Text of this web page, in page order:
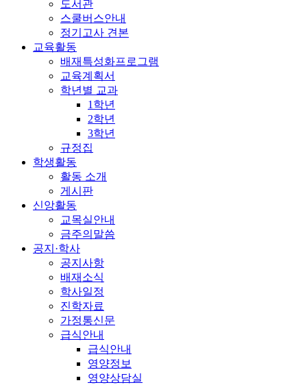
도서관
스쿨버스안내
정기고사 견본
교육활동
배재특성화프로그램
교육계획서
학년별 교과
1학년
2학년
3학년
규정집
학생활동
활동 소개
게시판
신앙활동
교목실안내
금주의말씀
공지·학사
공지사항
배재소식
학사일정
진학자료
가정통신문
급식안내
급식안내
영양정보
영양상담실